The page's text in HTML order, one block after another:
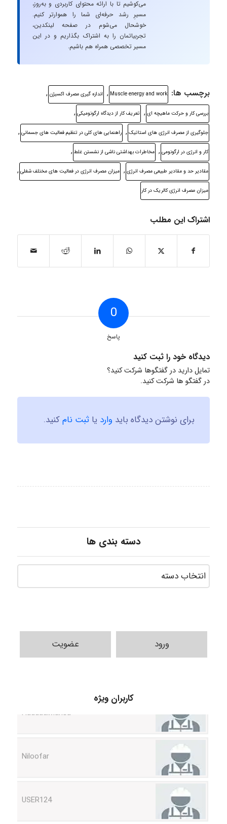
می‌کوشیم تا با ارائه محتوای کاربردی و به‌روز،
مسیرِ رشد حرفه‌ای شما را هموارتر کنیم.
خوشحال می‌شوم در صفحه لینکدین،
تجربیاتمان را به اشتراک بگذاریم و در این
مسیر تخصصی همراه هم باشیم.
برچسب ها: Muscle energy and work
, اندازه گیری مصرف اکسیژن ,
بررسی کار و حرکت ماهیچه ای , تعریف کار از دیدگاه ارگونومیکی ,
جلوگیری از مصرف انرژی های استاتیک , راهنمایی های کلی در تنظیم فعالیت های جسمانی ,
کار و انرژی در ارگونومی , مخاطرات بهداشتی ناشی از نشستن غلط ,
مقادیر حد و مقادیر طبیعی مصرف انرژی , میزان مصرف انرژی در فعالیت های مختلف شغلی ,
میزان مصرف انرژی کالریک در کار
اشتراک این مطلب
0
پاسخ
دیدگاه خود را ثبت کنید
تمایل دارید در گفتگوها شرکت کنید؟
در گفتگو ها شرکت کنید.
برای نوشتن دیدگاه باید وارد یا ثبت نامکنید.
دسته بندی ها
ورود عضویت
کاربران ویژه